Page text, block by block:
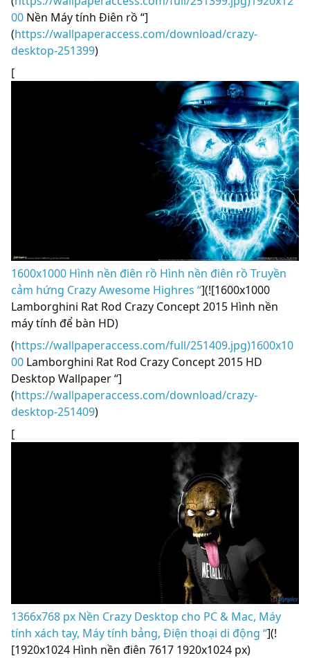
00 Nền Máy tính Điên rồ “]
(https://wallpaperaccess.com/download/crazy-
desktop-251399)
[
1600x1000 Hình nền điên rồ Hình nền điên rồ Truyền
cảm hứng Crazy Awesome Highres “](![1600x1000
Lamborghini Rat Rod Crazy Concept 2015 Hình nền
máy tính để bàn HD)
(https://wallpaperaccess.com/full/251409.jpg)1600x10
00 Lamborghini Rat Rod Crazy Concept 2015 HD
Desktop Wallpaper “]
(https://wallpaperaccess.com/download/crazy-
desktop-251409)
[
1366x768 px Nền Crazy Desktop cho PC & Mac, Máy
tính xách tay, Máy tính bảng, Điện thoại di động “](!
[1920x1024 Hình nền điên 7617 1920x1024 px)